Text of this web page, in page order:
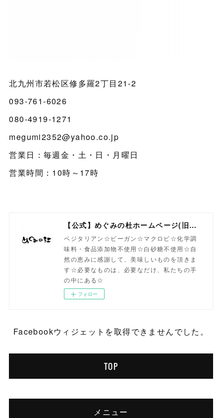
北九州市若松区修多羅2丁目21-2
093-761-6026
080-4919-1271
megumi2352@yahoo.co.jp
営業日：毎週金・土・日・月曜日
営業時間：10時～17時
【公式】めぐみの杜ホームページ(旧自然食工房）
ベジタリアン☆ビーガン☆マクロビ☆化学調
味料・食品添加物不使用☆白砂糖不使用☆自
然の恵みに感謝して、美味しいものを頂きま
す☆必要なものは、必要なだけ、私たちの手
の中にある☆
フォロー
Facebookウィジェットを取得できませんでした。
TOP
メニュー